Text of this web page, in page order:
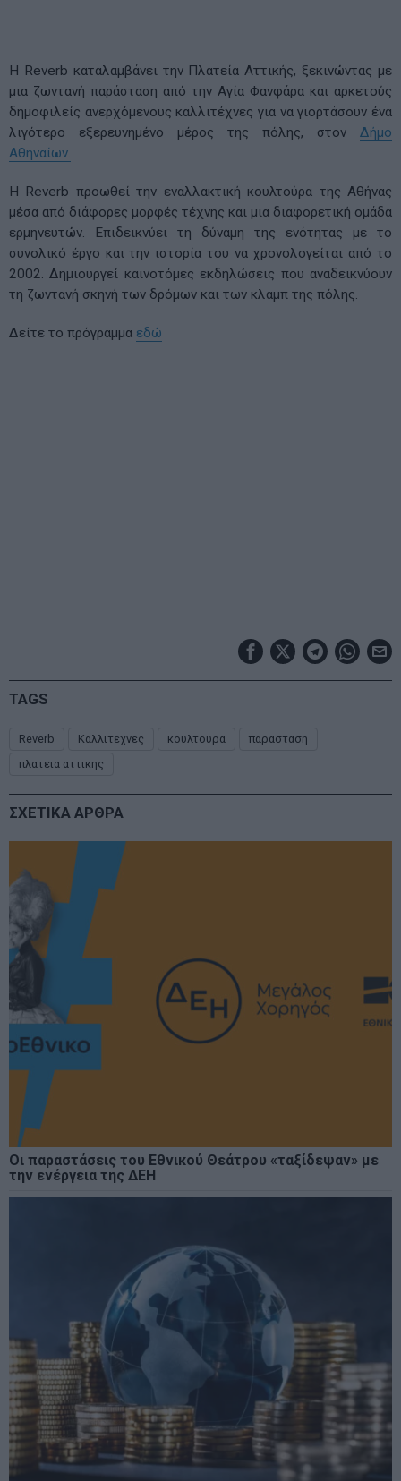
Η Reverb καταλαμβάνει την Πλατεία Αττικής, ξεκινώντας με
μια ζωντανή παράσταση από την Αγία Φανφάρα και αρκετούς
δημοφιλείς ανερχόμενους καλλιτέχνες για να γιορτάσουν ένα
λιγότερο εξερευνημένο μέρος της πόλης, στον Δήμο
Αθηναίων.
Η Reverb προωθεί την εναλλακτική κουλτούρα της Αθήνας
μέσα από διάφορες μορφές τέχνης και μια διαφορετική ομάδα
ερμηνευτών. Επιδεικνύει τη δύναμη της ενότητας με το
συνολικό έργο και την ιστορία του να χρονολογείται από το
2002. Δημιουργεί καινοτόμες εκδηλώσεις που αναδεικνύουν
τη ζωντανή σκηνή των δρόμων και των κλαμπ της πόλης.
Δείτε το πρόγραμμα εδώ
TAGS
Reverb Καλλιτεχνες κουλτουρα
παρασταση
πλατεια αττικης
ΣΧΕΤΙΚΑ ΑΡΘΡΑ
Οι παραστάσεις του Εθνικού Θεάτρου «ταξίδεψαν» με
την ενέργεια της ΔΕΗ